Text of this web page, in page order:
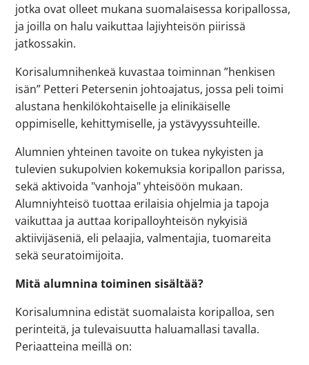
jotka ovat olleet mukana suomalaisessa koripallossa,
ja joilla on halu vaikuttaa lajiyhteisön piirissä
jatkossakin.
Korisalumnihenkeä kuvastaa toiminnan ”henkisen
isän” Petteri Petersenin johtoajatus, jossa peli toimi
alustana henkilökohtaiselle ja elinikäiselle
oppimiselle, kehittymiselle, ja ystävyyssuhteille.
Alumnien yhteinen tavoite on tukea nykyisten ja
tulevien sukupolvien kokemuksia koripallon parissa,
sekä aktivoida "vanhoja" yhteisöön mukaan.
Alumniyhteisö tuottaa erilaisia ohjelmia ja tapoja
vaikuttaa ja auttaa koripalloyhteisön nykyisiä
aktiivijäseniä, eli pelaajia, valmentajia, tuomareita
sekä seuratoimijoita.
Mitä alumnina toiminen sisältää?
Korisalumnina edistät suomalaista koripalloa, sen
perinteitä, ja tulevaisuutta haluamallasi tavalla.
Periaatteina meillä on: